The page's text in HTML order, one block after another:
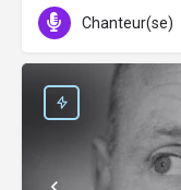
Chanteur(se)